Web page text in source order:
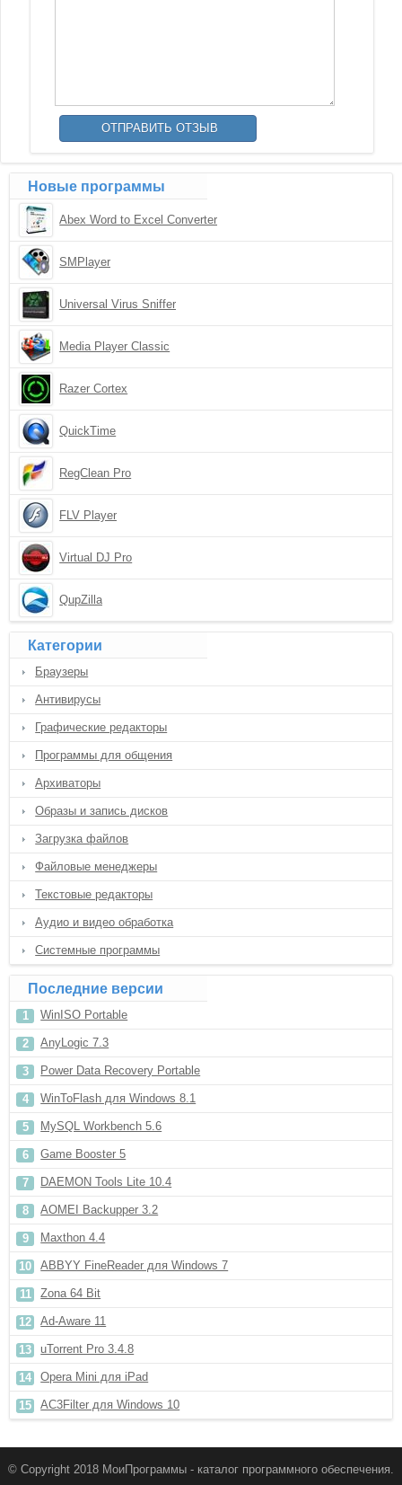
Новые программы
Abex Word to Excel Converter
SMPlayer
Universal Virus Sniffer
Media Player Classic
Razer Cortex
QuickTime
RegClean Pro
FLV Player
Virtual DJ Pro
QupZilla
Категории
Браузеры
Антивирусы
Графические редакторы
Программы для общения
Архиваторы
Образы и запись дисков
Загрузка файлов
Файловые менеджеры
Текстовые редакторы
Аудио и видео обработка
Системные программы
Последние версии
WinISO Portable
AnyLogic 7.3
Power Data Recovery Portable
WinToFlash для Windows 8.1
MySQL Workbench 5.6
Game Booster 5
DAEMON Tools Lite 10.4
AOMEI Backupper 3.2
Maxthon 4.4
ABBYY FineReader для Windows 7
Zona 64 Bit
Ad-Aware 11
uTorrent Pro 3.4.8
Opera Mini для iPad
AC3Filter для Windows 10
© Copyright 2018 МоиПрограммы - каталог программного обеспечения.